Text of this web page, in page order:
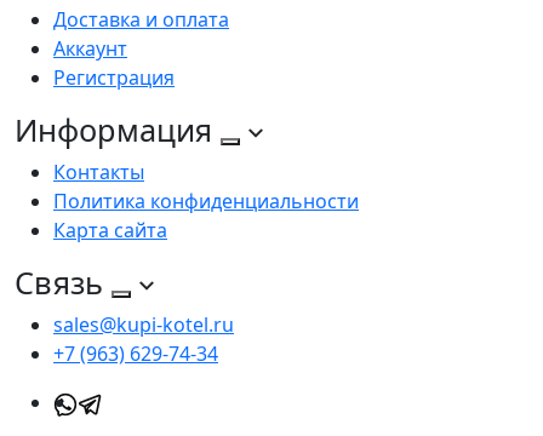
Доставка и оплата
Аккаунт
Регистрация
Информация
Контакты
Политика конфиденциальности
Карта сайта
Связь
sales@kupi-kotel.ru
+7 (963) 629-74-34